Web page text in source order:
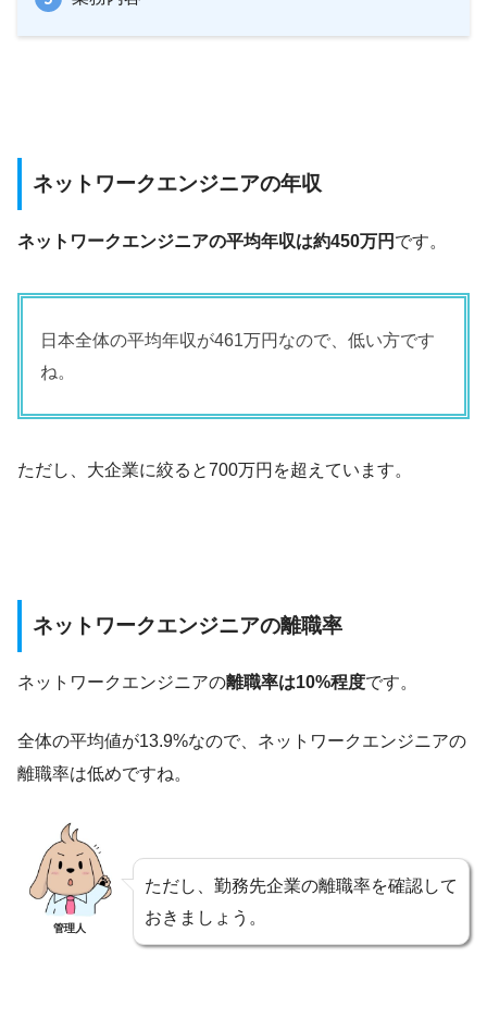
ネットワークエンジニアの年収
ネットワークエンジニアの平均年収は約450万円 です。
日本全体の平均年収が461万円なので、低い方です
ね。
ただし、大企業に絞ると700万円を超えています。
ネットワークエンジニアの離職率
ネットワークエンジニアの離職率は10%程度です。
全体の平均値が13.9%なので、ネットワークエンジニアの
離職率は低めですね。
管理人
ただし、勤務先企業の離職率を確認して
おきましょう。